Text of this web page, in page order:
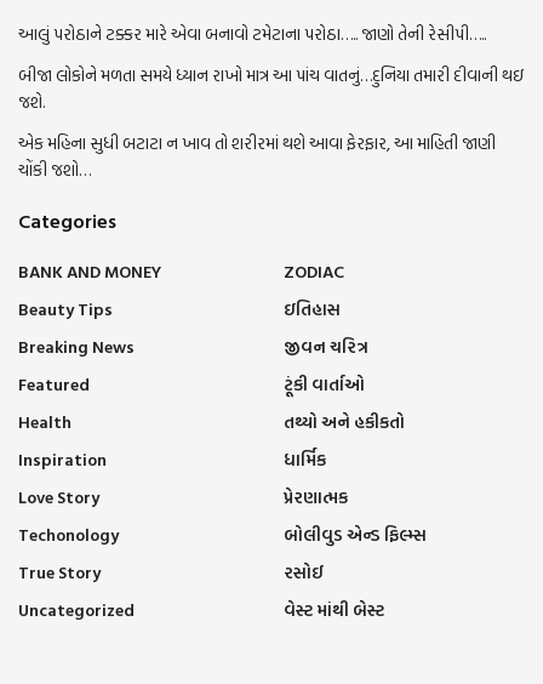
આલું પરોઠાને ટક્કર મારે એવા બનાવો ટમેટાના પરોઠા….. જાણો તેની રેસીપી…..
બીજા લોકોને મળતા સમયે ધ્યાન રાખો માત્ર આ પાંચ વાતનું…દુનિયા તમારી દીવાની થઇ
જશે.
એક મહિના સુધી બટાટા ન ખાવ તો શરીરમાં થશે આવા ફેરફાર, આ માહિતી જાણી
ચોંકી જશો…
Categories
BANK AND MONEY
Beauty Tips
Breaking News
Featured
Health
Inspiration
Love Story
Techonology
True Story
Uncategorized
ZODIAC
ઇતિહાસ
જીવન ચરિત્ર
ટૂંકી વાર્તાઓ
તથ્યો અને હકીકતો
ધાર્મિક
પ્રેરણાત્મક
બોલીવુડ એન્ડ ફિલ્મ્સ
રસોઈ
વેસ્ટ માંથી બેસ્ટ